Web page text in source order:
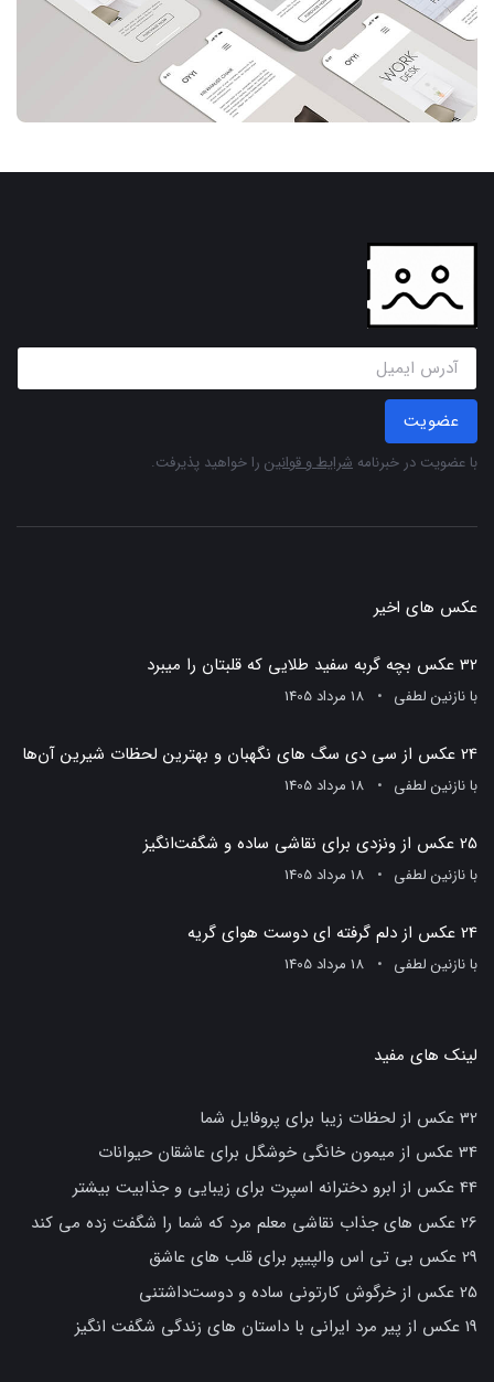
عضویت
با عضویت در خبرنامه شرایط و قوانین را خواهید پذیرفت.
عکس های اخیر
32 عکس بچه گربه سفید طلایی که قلبتان را میبرد
بانازنین لطفی 18 مرداد 1405
24 عکس از سی دی سگ های نگهبان و بهترین لحظات شیرین آن‌ها
بانازنین لطفی 18 مرداد 1405
25 عکس از ونزدی برای نقاشی ساده و شگفت‌انگیز
بانازنین لطفی 18 مرداد 1405
24 عکس از دلم گرفته ای دوست هوای گریه
بانازنین لطفی 18 مرداد 1405
لینک های مفید
32 عکس از لحظات زیبا برای پروفایل شما
34 عکس از میمون خانگی خوشگل برای عاشقان حیوانات
44 عکس از ابرو دخترانه اسپرت برای زیبایی و جذابیت بیشتر
26 عکس های جذاب نقاشی معلم مرد که شما را شگفت زده می کند
29 عکس بی تی اس والپیپر برای قلب های عاشق
25 عکس از خرگوش کارتونی ساده و دوست‌داشتنی
19 عکس از پیر مرد ایرانی با داستان های زندگی شگفت انگیز